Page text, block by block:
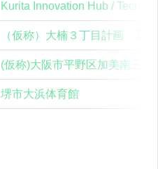
Kurita Innovation Hub /
（仮称）大楠３丁目計画 新
(仮称)大阪市平野区加美南三丁
堺市大浜体育館